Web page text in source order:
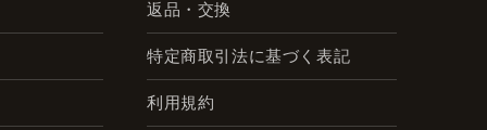
返品・交換
特定商取引法に基づく表記
利用規約